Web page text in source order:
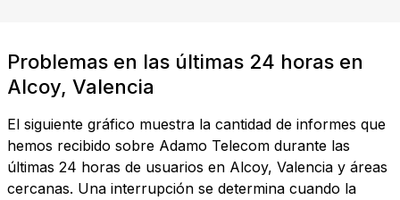
Problemas en las últimas 24 horas en
Alcoy, Valencia
El siguiente gráfico muestra la cantidad de informes que
hemos recibido sobre Adamo Telecom durante las
últimas 24 horas de usuarios en Alcoy, Valencia y áreas
cercanas. Una interrupción se determina cuando la